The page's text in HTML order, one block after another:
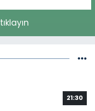
21:30